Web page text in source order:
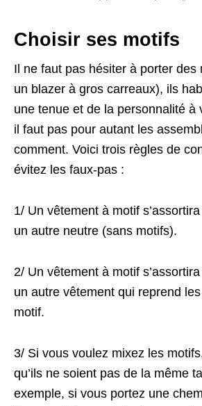
Choisir ses motifs
Il ne faut pas hésiter à porter des
un blazer à gros carreaux), ils
une tenue et de la personnalité à
il faut pas pour autant les
comment. Voici trois règles de
évitez les faux-pas :
1/ Un vêtement à motif
un autre neutre (sans motifs).
2/ Un vêtement à motif
un autre vêtement qui reprend
motif.
3/ Si vous voulez mixez les
qu’ils ne soient pas de la même
exemple, si vous portez une